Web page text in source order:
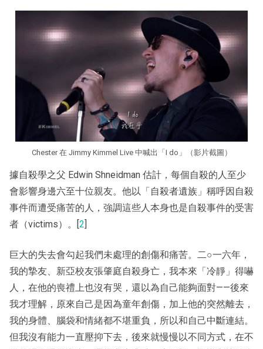
Chester 在 Jimmy Kimmel Live 中喊出「I do」（影片截圖）
據自殺學之父 Edwin Shneidman 估計，每個自殺的人至少
會影響身邊六至十位親友。他以「自殺者遺族」稱呼因自殺
事件而遭受痛苦的人，強調這些人本身也是自殺事件的受害
者（victims）。[2]
巨大的失去會勾起我們未處理的創傷和痛苦。二○一六年，
我的摯友、新亞校友張肇庭自殺身亡，我本來「冷靜」得嚇
人，在他的喪禮上也沒有哭，還以為自己能夠面對——後來
我才理解，原來自己是因為童年創傷，加上他的突然離去，
我的身體、腦袋和情緒都不堪重負，所以和自己中斷連結。
但我沒有能力一直壓抑下去，後來就慢慢以不同方式，在不